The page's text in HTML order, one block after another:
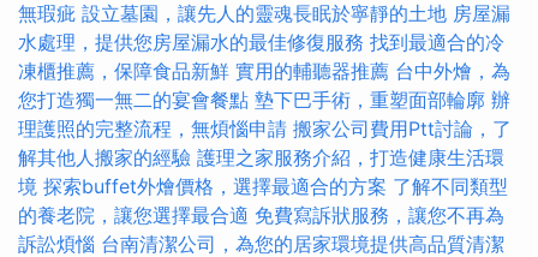
無瑕疵 設立墓園，讓先人的靈魂長眠於寧靜的土地 房屋漏
水處理，提供您房屋漏水的最佳修復服務 找到最適合的冷
凍櫃推薦，保障食品新鮮 實用的輔聽器推薦 台中外燴，為
您打造獨一無二的宴會餐點 墊下巴手術，重塑面部輪廓 辦
理護照的完整流程，無煩惱申請 搬家公司費用Ptt討論，了
解其他人搬家的經驗 護理之家服務介紹，打造健康生活環
境 探索buffet外燴價格，選擇最適合的方案 了解不同類型
的養老院，讓您選擇最合適 免費寫訴狀服務，讓您不再為
訴訟煩惱 台南清潔公司，為您的居家環境提供高品質清潔